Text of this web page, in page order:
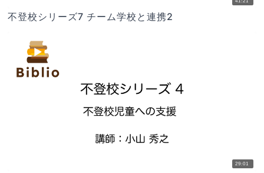
不登校シリーズ7 チーム学校と連携2
29:01